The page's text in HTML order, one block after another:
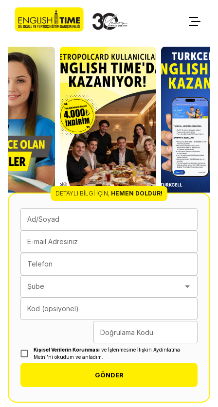
DETAYLI BILGI İÇIN, HEMEN DOLDUR!
Ad/Soyad
E-mail Adresiniz
Telefon
Şube
Kod (opsiyonel)
Doğrulama Kodu
Kişisel Verilerin Korunması ve İşlenmesine İlişkin Aydınlatma
Metni'ni okudum ve anladım.
GÖNDER